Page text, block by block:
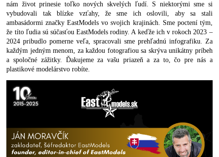
nám život prinesie toľko nových skvelých ľudí. S niektorými sme si
vybudovali tak blízke vzťahy, že sme ich oslovili, aby sa stali
ambasádormi značky EastModels vo svojich krajinách. Sme poctení tým,
že títo ľudia sú súčasťou EastModels rodiny. A keďže ich v rokoch 2023 –
2024 pribudlo pomerne veľa, spracovali sme prehľadnú infografiku. Za
každým jedným menom, za každou fotografiou sa skrýva unikátny príbeh
a spoločné zážitky. Ďakujeme za vašu priazeň a za to, čo pre nás a
plastikové modelárstvo robíte.